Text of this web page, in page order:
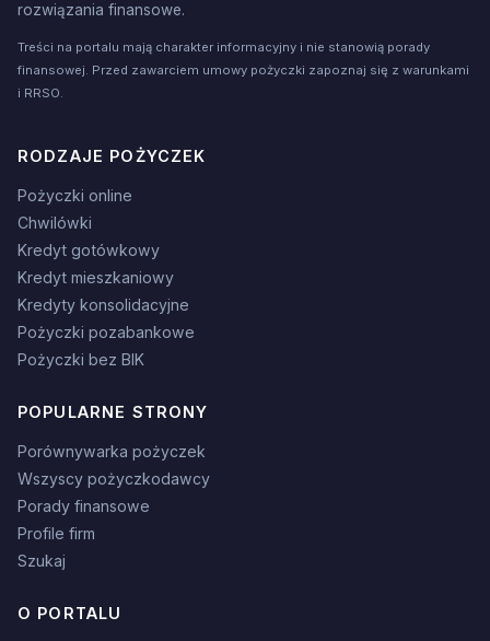
rozwiązania finansowe.
Treści na portalu mają charakter informacyjny i nie stanowią porady
finansowej. Przed zawarciem umowy pożyczki zapoznaj się z warunkami
i RRSO.
RODZAJE POŻYCZEK
Pożyczki online
Chwilówki
Kredyt gotówkowy
Kredyt mieszkaniowy
Kredyty konsolidacyjne
Pożyczki pozabankowe
Pożyczki bez BIK
POPULARNE STRONY
Porównywarka pożyczek
Wszyscy pożyczkodawcy
Porady finansowe
Profile firm
Szukaj
O PORTALU